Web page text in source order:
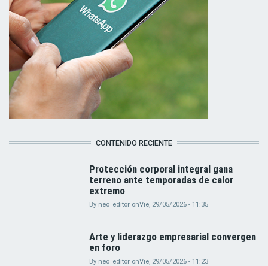
CONTENIDO RECIENTE
Protección corporal integral gana
terreno ante temporadas de calor
extremo
By neo_editor onVie, 29/05/2026 - 11:35
Arte y liderazgo empresarial convergen
en foro
By neo_editor onVie, 29/05/2026 - 11:23